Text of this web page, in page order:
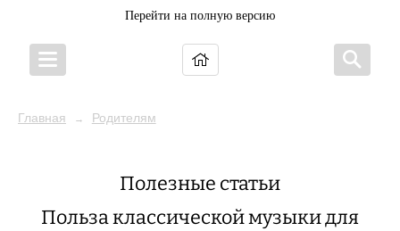
Перейти на полную версию
Главная → Родителям
Полезные статьи
Польза классической музыки для